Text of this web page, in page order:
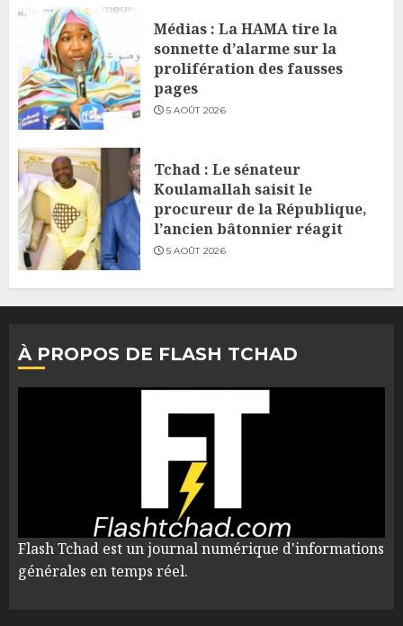
Médias : La HAMA tire la
sonnette d’alarme sur la
prolifération des fausses
pages
5 AOÛT 2026
Tchad : Le sénateur
Koulamallah saisit le
procureur de la République,
l’ancien bâtonnier réagit
5 AOÛT 2026
À PROPOS DE FLASH TCHAD
Flash Tchad est un journal numérique d'informations
générales en temps réel.